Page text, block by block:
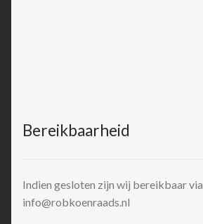
Bereikbaarheid
Indien gesloten zijn wij bereikbaar via
info@robkoenraads.nl